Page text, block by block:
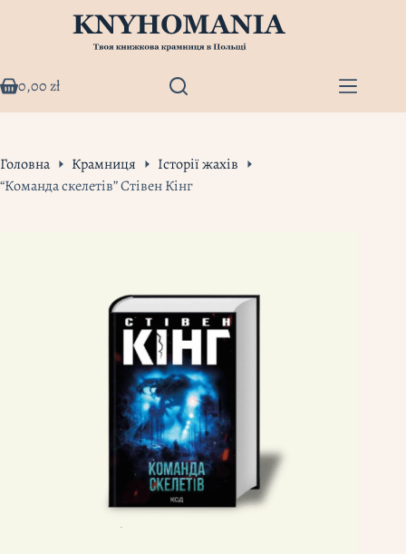
Кошик
0,00zł
Головна Крамниця
Історії жахів
“Команда скелетів” Стівен Кінг